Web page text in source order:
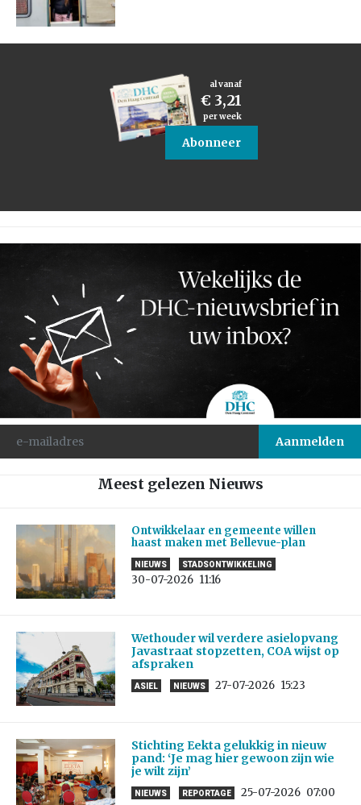
al vanaf
€ 3,21
per week
Abonneer
Meest gelezen Nieuws
Ontwikkelaar en gemeente willen
haast maken met Bellevue-plan
NIEUWS STADSONTWIKKELING
30-07-2026 11:16
Wethouder wil verdere asielopvang
Javastraat stopzetten, COA wijst op
afspraken
ASIEL NIEUWS 27-07-2026 15:23
Stichting Eekta gelukkig in nieuw
pand: ‘Je mag hier gewoon zijn wie
je wilt zijn’
NIEUWS REPORTAGE 25-07-2026 07:00